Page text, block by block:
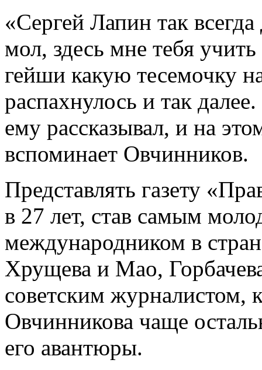
«Сергей Лапин так
мол, здесь мне тебя
гейши какую тесемочку
распахнулось и так
ему рассказывал, и на
вспоминает Овчинников.
Представлять газету
в 27 лет, став самым
международником в
Хрущева и Мао,
советским журналистом,
Овчинникова чаще
его авантюры.